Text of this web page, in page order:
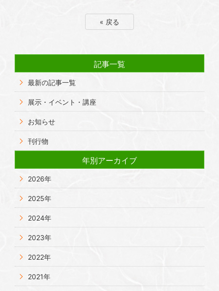
« 戻る
記事一覧
最新の記事一覧
展示・イベント・講座
お知らせ
刊行物
年別アーカイブ
2026年
2025年
2024年
2023年
2022年
2021年